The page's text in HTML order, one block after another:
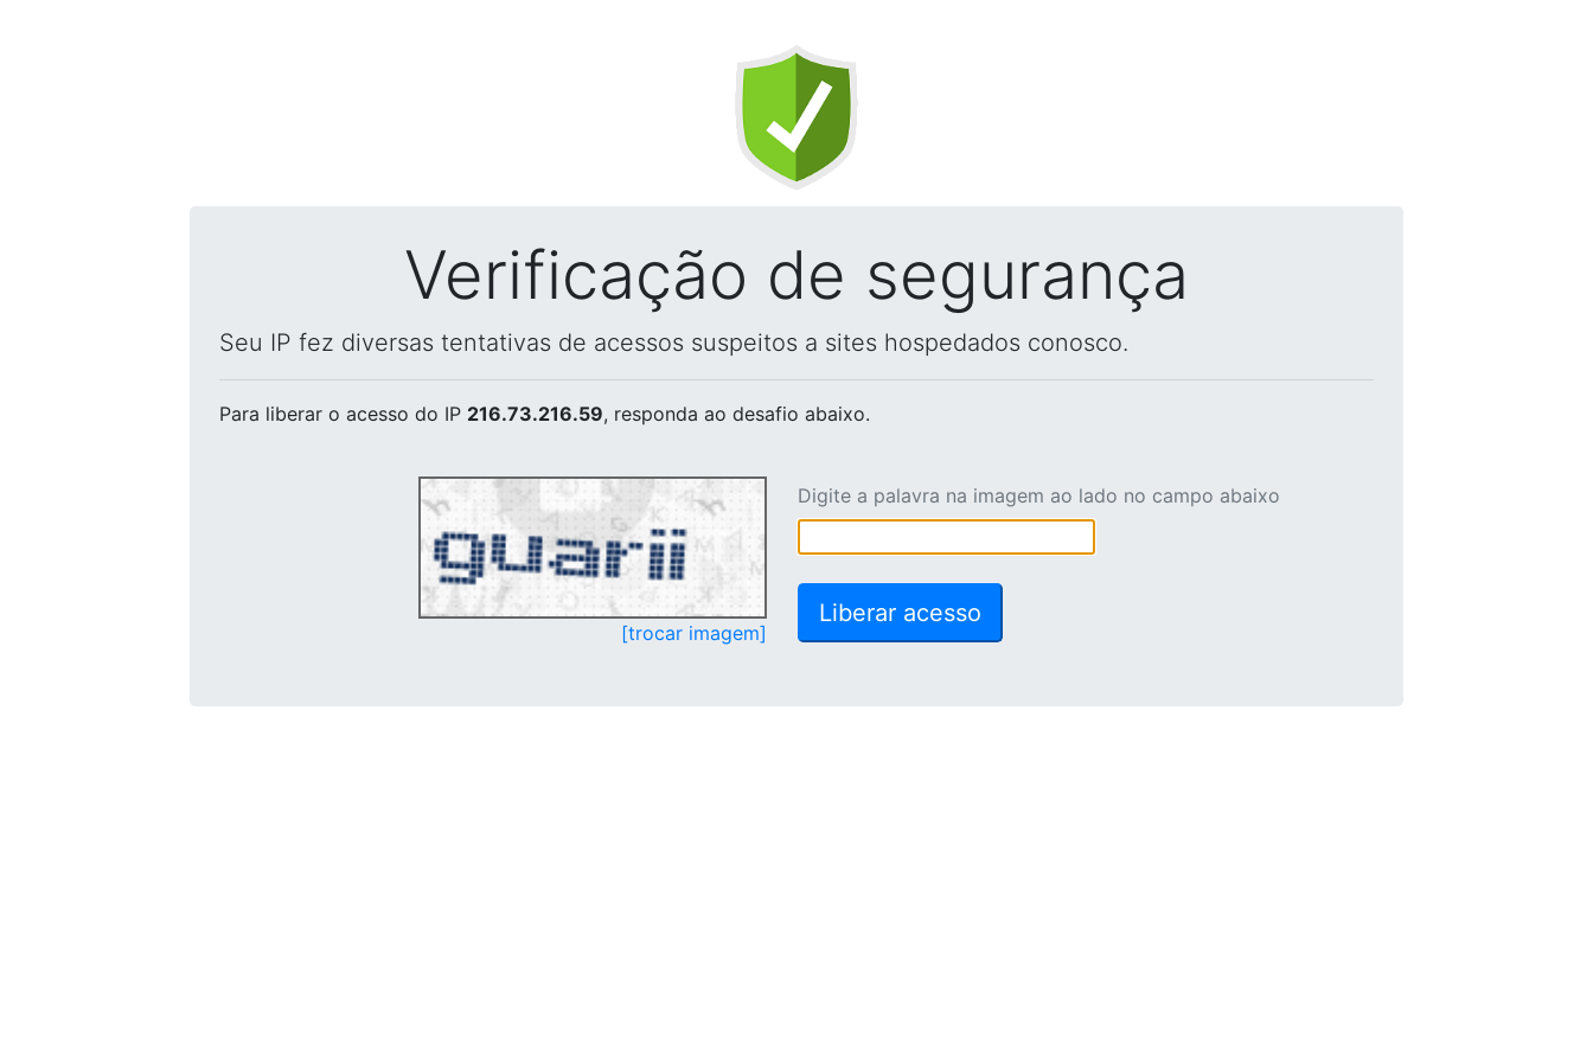
Verificação de segurança
Seu IP fez diversas tentativas de acessos suspeitos a sites hospedados conosco.
Para liberar o acesso do IP 216.73.216.59, responda ao desafio abaixo.
[trocar imagem]
Digite a palavra na imagem ao lado no campo abaixo